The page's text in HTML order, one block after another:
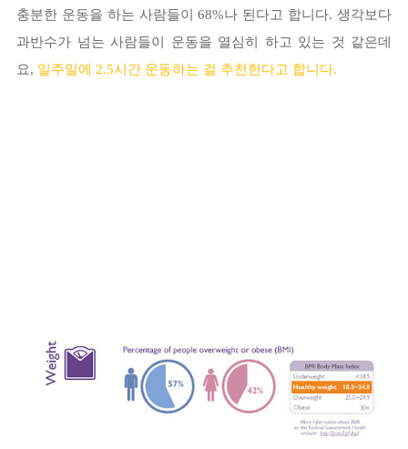
충분한 운동을 하는 사람들이 68%나 된다고 합니다. 생각보다
과반수가 넘는 사람들이 운동을 열심히 하고 있는 것 같은데
요, 일주일에 2.5시간 운동하는 걸 추천한다고 합니다.